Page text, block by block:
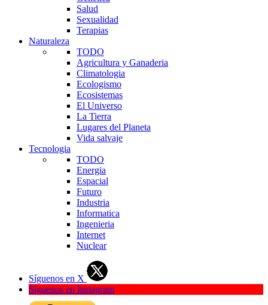
Salud
Sexualidad
Terapias
Naturaleza
TODO
Agricultura y Ganaderia
Climatologia
Ecologismo
Ecosistemas
El Universo
La Tierra
Lugares del Planeta
Vida salvaje
Tecnologia
TODO
Energia
Espacial
Futuro
Industria
Informatica
Ingenieria
Internet
Nuclear
Síguenos en X
Síguenos en Instagram